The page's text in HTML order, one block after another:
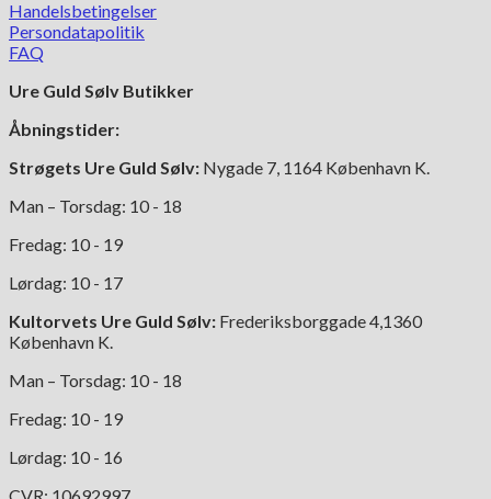
Handelsbetingelser
Persondatapolitik
FAQ
Ure Guld Sølv Butikker
Åbningstider:
Strøgets Ure Guld Sølv: Nygade 7, 1164 København K.
Man – Torsdag: 10 - 18
Fredag: 10 - 19
Lørdag: 10 - 17
Kultorvets Ure Guld Sølv: Frederiksborggade 4,1360
København K.
Man – Torsdag: 10 - 18
Fredag: 10 - 19
Lørdag: 10 - 16